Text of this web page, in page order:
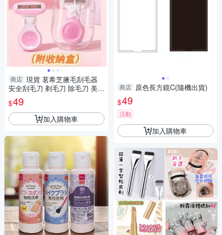
商店 現貨 茗希芝腋毛刮毛器
安全刮毛刀 剃毛刀 除毛刀 美體
刀 女士專用安全除毛刀
$49
加入購物車
商店 原色長方鏡C(隨機出貨)
$49
活動
加入購物車